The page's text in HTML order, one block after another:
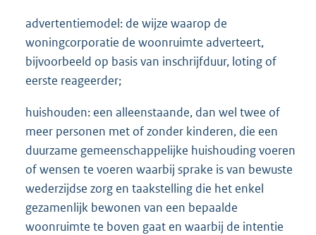
advertentiemodel: de wijze waarop de
woningcorporatie de woonruimte adverteert,
bijvoorbeeld op basis van inschrijfduur, loting of
eerste reageerder;
huishouden: een alleenstaande, dan wel twee of
meer personen met of zonder kinderen, die een
duurzame gemeenschappelijke huishouding voeren
of wensen te voeren waarbij sprake is van bewuste
wederzijdse zorg en taakstelling die het enkel
gezamenlijk bewonen van een bepaalde
woonruimte te boven gaat en waarbij de intentie